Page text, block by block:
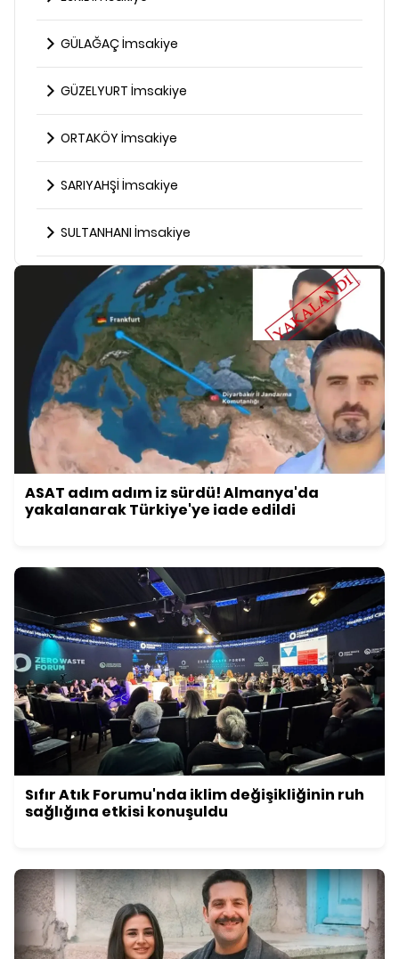
GÜLAĞAÇ İmsakiye
GÜZELYURT İmsakiye
ORTAKÖY İmsakiye
SARIYAHŞİ İmsakiye
SULTANHANI İmsakiye
ASAT adım adım iz sürdü! Almanya'da
yakalanarak Türkiye'ye iade edildi
Sıfır Atık Forumu'nda iklim değişikliğinin ruh
sağlığına etkisi konuşuldu